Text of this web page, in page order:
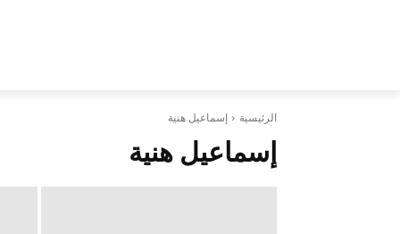
الرئيسية إسماعيل هنية
إسماعيل هنية